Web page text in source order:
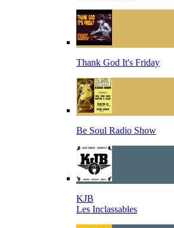
Thank God It's Friday
Be Soul Radio Show
KJB
Les Inclassables